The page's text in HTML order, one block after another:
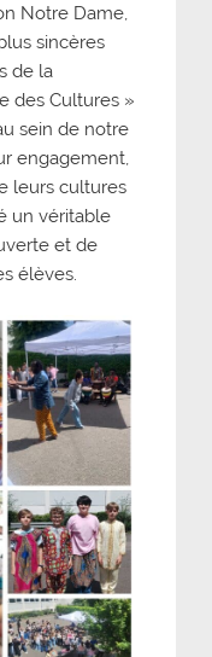
Notre Dame,
sincères
de la
des Cultures »
sein de notre
engagement,
leurs cultures
un véritable
et de
élèves.